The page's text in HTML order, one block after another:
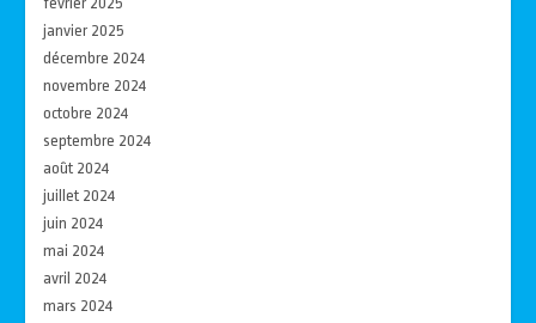
janvier 2025
décembre 2024
novembre 2024
octobre 2024
septembre 2024
août 2024
juillet 2024
juin 2024
mai 2024
avril 2024
mars 2024